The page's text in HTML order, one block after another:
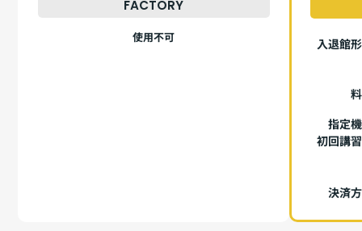
FACTORY
使用不可 入退館
指定
初回講
決済